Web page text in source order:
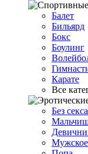
Балет
Бильярд
Бокс
Боулинг
Карате
Все
Без секса
Мужское